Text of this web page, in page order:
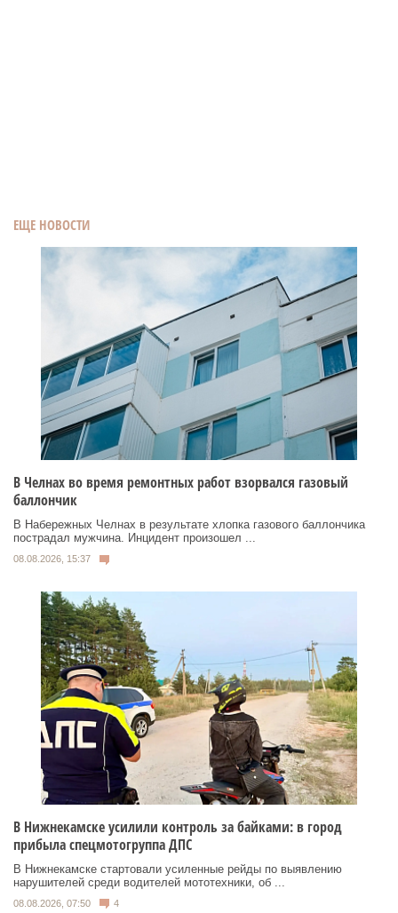
ЕЩЕ НОВОСТИ
В Челнах во время ремонтных работ взорвался газовый
баллончик
В Набережных Челнах в результате хлопка газового баллончика
пострадал мужчина. Инцидент произошел ...
08.08.2026, 15:37
В Нижнекамске усилили контроль за байками: в город
прибыла спецмотогруппа ДПС
В Нижнекамске стартовали усиленные рейды по выявлению
нарушителей среди водителей мототехники, об ...
08.08.2026, 07:50 4